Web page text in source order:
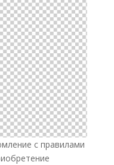
с правилами